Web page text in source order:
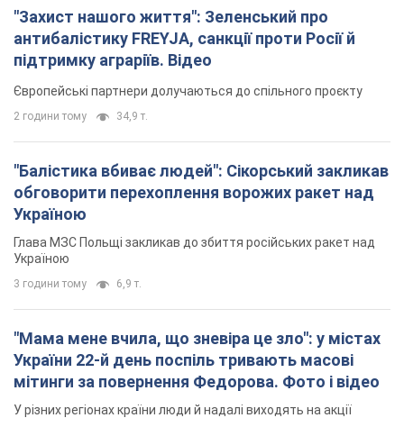
"Захист нашого життя": Зеленський про
антибалістику FREYJA, санкції проти Росії й
підтримку аграріїв. Відео
Європейські партнери долучаються до спільного проєкту
2 години тому 34,9 т.
"Балістика вбиває людей": Сікорський закликав
обговорити перехоплення ворожих ракет над
Україною
Глава МЗС Польщі закликав до збиття російських ракет над
Україною
3 години тому 6,9 т.
"Мама мене вчила, що зневіра це зло": у містах
України 22-й день поспіль тривають масові
мітинги за повернення Федорова. Фото і відео
У різних регіонах країни люди й надалі виходять на акції